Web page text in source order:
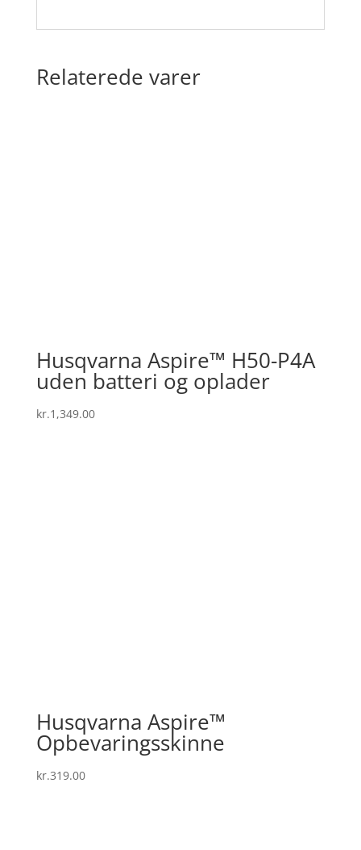
Relaterede varer
Husqvarna Aspire™ H50-P4A
uden batteri og oplader
kr.1,349.00
Husqvarna Aspire™
Opbevaringsskinne
kr.319.00